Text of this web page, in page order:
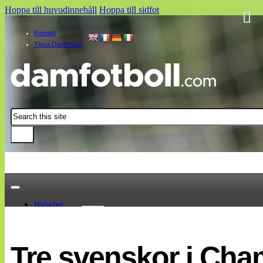
Hoppa till huvudinnehåll Hoppa till sidfot
Kontakt
Tipsa Damfotboll
Sök
Nyheter
EM 2013